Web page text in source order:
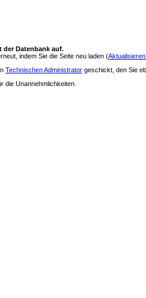
der Datenbank auf.
indem Sie die Seite neu laden (
Technischen Administrator geschickt, den Sie
die Unannehmlichkeiten.